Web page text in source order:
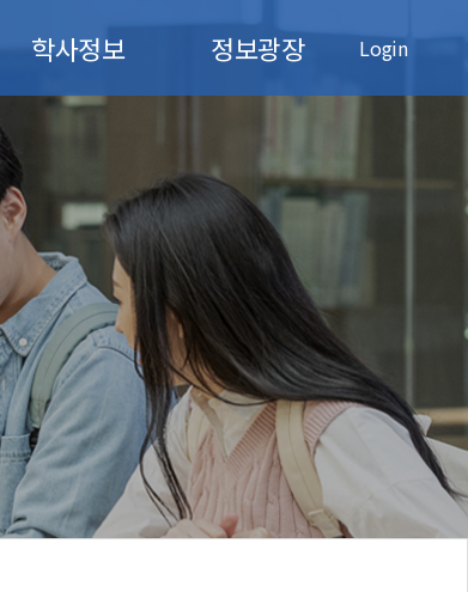
학사정보 정보광장 Login